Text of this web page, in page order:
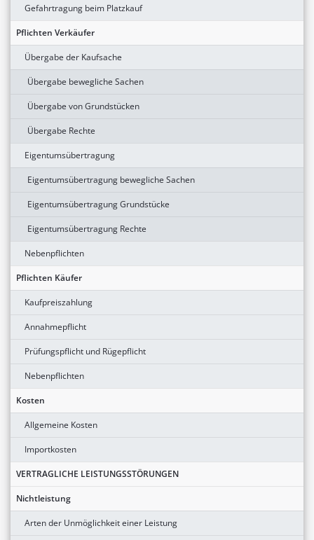
Gefahrtragung beim Platzkauf
Pflichten Verkäufer
Übergabe der Kaufsache
Übergabe bewegliche Sachen
Übergabe von Grundstücken
Übergabe Rechte
Eigentumsübertragung
Eigentumsübertragung bewegliche Sachen
Eigentumsübertragung Grundstücke
Eigentumsübertragung Rechte
Nebenpflichten
Pflichten Käufer
Kaufpreiszahlung
Annahmepflicht
Prüfungspflicht und Rügepflicht
Nebenpflichten
Kosten
Allgemeine Kosten
Importkosten
VERTRAGLICHE LEISTUNGSSTÖRUNGEN
Nichtleistung
Arten der Unmöglichkeit einer Leistung